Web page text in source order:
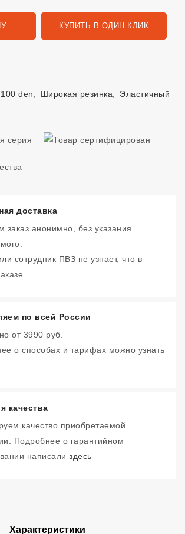
КУПИТЬ В ОДИН КЛИК
den Широкая резинка
Эластичный
доставка
заказ анонимно, без указания
сотрудник ПВЗ не узнает, что в
по всей России
от 3990 руб.
о способах и тарифах можно узнать
качества
качество приобретаемой
Подробнее о гарантийном
написали здесь
Характеристики